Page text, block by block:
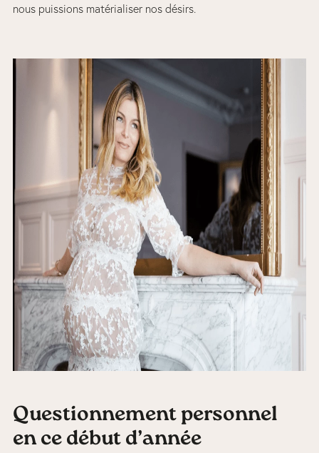
nous puissions matérialiser nos désirs.
Questionnement personnel
en ce début d’année